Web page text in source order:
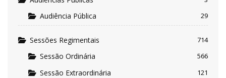
Audiência Pública 29
Sessões Regimentais 714
Sessão Ordinária 566
Sessão Extraordinária 121